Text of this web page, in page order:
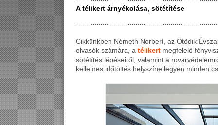
A télikert árnyékolása, sötétítése
Cikkünkben Németh Norbert, az Ötödik
olvasók számára, a télikert megfelelő
sötétítés lépéseiről, valamint a
kellemes időtöltés helyszíne legyen minden